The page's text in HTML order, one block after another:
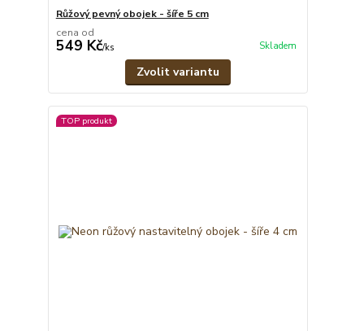
Růžový pevný obojek - šíře 5 cm
cena od
549 Kč/ks Skladem
Zvolit variantu
TOP produkt